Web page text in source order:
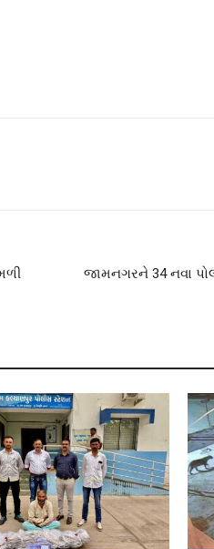
જામનગરને 34 નવા